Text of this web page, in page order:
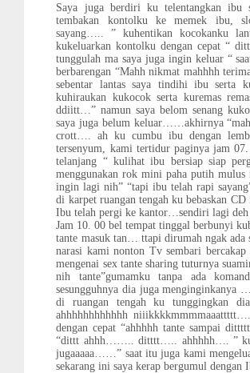
Saya juga berdiri ku telentangkan ibu
tembakan kontolku ke memek ibu,
sayang….. ” kuhentikan kocokanku
kukeluarkan kontolku dengan cepat “
tunggulah ma saya juga ingin keluar “
berbarengan “Mahh nikmat mahhhh
sebentar lantas saya tindihi ibu
kuhiraukan kukocok serta kuremas
ddiitt…” namun saya belom senang
saya juga belum keluar……akhirnya
crott…. ah ku cumbu ibu dengan
tersenyum, kami tertidur paginya jam
telanjang “ kulihat ibu bersiap siap
menggunakan rok mini paha putih
ingin lagi nih” “tapi ibu telah rapi
di karpet ruangan tengah ku bebaskan
Ibu telah pergi ke kantor…sendiri lagi
Jam 10. 00 bel tempat tinggal berbunyi
tante masuk tan… ttapi dirumah ngak ada
narasi kami nonton Tv sembari
mengenai sex tante sharing tuturnya
nih tante”gumamku tanpa ada
sesungguhnya dia juga
di ruangan tengah ku tunggingkan
ahhhhhhhhhhhh
dengan cepat “ahhhhh tante sampai
“dittt ahhh…….. ditttt….. ahhhhh…. ”
jugaaaaa……” saat itu juga kami
sekarang ini saya kerap bergumul dengan